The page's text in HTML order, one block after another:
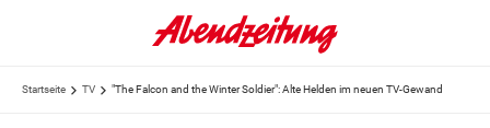
Startseite TV "The Falcon and the Winter Soldier": Alte Helden im neuen TV-Gewand